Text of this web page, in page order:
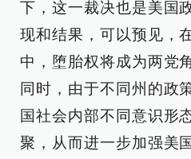
下，这一裁决也是美国
现和结果，可以预见，
中，堕胎权将成为两党
同时，由于不同州的政
国社会内部不同意识形
聚，从而进一步加强美